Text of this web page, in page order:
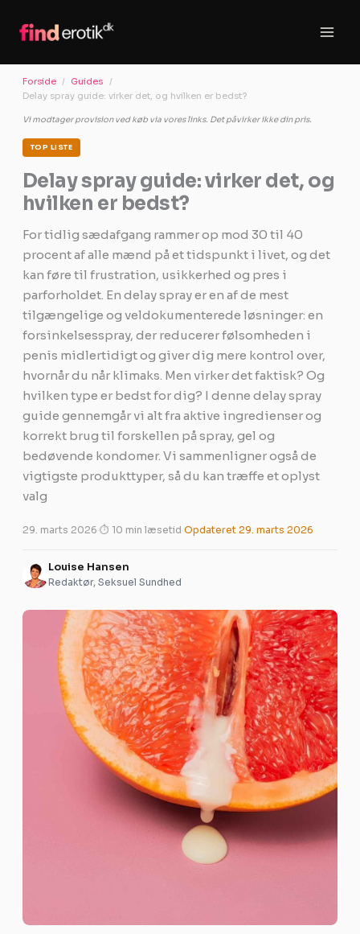
Forside
Guides
Delay spray guide: virker det, og hvilken er bedst?
Vi modtager provision ved køb via vores links. Det påvirker ikke din pris.
TOP LISTE
Delay spray guide: virker det, og
hvilken er bedst?
For tidlig sædafgang rammer op mod 30 til 40
procent af alle mænd på et tidspunkt i livet, og det
kan føre til frustration, usikkerhed og pres i
parforholdet. En delay spray er en af de mest
tilgængelige og veldokumenterede løsninger: en
forsinkelsesspray, der reducerer følsomheden i
penis midlertidigt og giver dig mere kontrol over,
hvornår du når klimaks. Men virker det faktisk? Og
hvilken type er bedst for dig? I denne delay spray
guide gennemgår vi alt fra aktive ingredienser og
korrekt brug til forskellen på spray, gel og
bedøvende kondomer. Vi sammenligner også de
vigtigste produkttyper, så du kan træffe et oplyst
valg
29. marts 2026·⏱ 10 min læsetid·Opdateret 29. marts 2026
Louise Hansen
Redaktør, Seksuel Sundhed